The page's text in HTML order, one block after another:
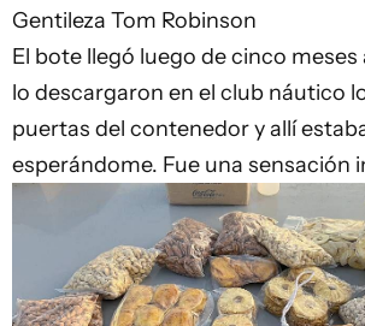
Gentileza Tom Robinson
El bote llegó luego de cinco meses
lo descargaron en el club náutico
puertas del contenedor y allí
esperándome. Fue una sensación